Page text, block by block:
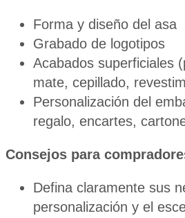
Forma y diseño del asa
Grabado de logotipos
Acabados superficiales
mate, cepillado,
Personalización del
regalo, encartes,
Consejos para
Defina claramente sus
personalización y el